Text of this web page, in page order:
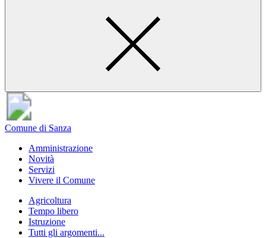
Comune di Sanza
Amministrazione
Novità
Servizi
Vivere il Comune
Agricoltura
Tempo libero
Istruzione
Tutti gli argomenti...